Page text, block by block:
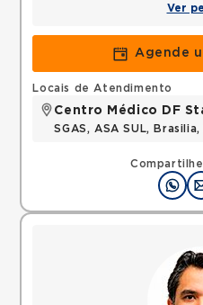
Ver
Agende
Locais de Atendimento
Centro Médico DF
SGAS, ASA SUL,